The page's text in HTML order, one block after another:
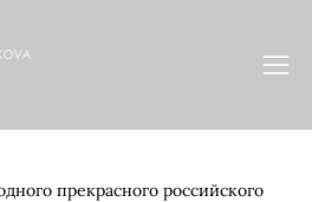
прекрасного российского